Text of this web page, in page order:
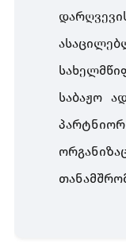
საბაჟო